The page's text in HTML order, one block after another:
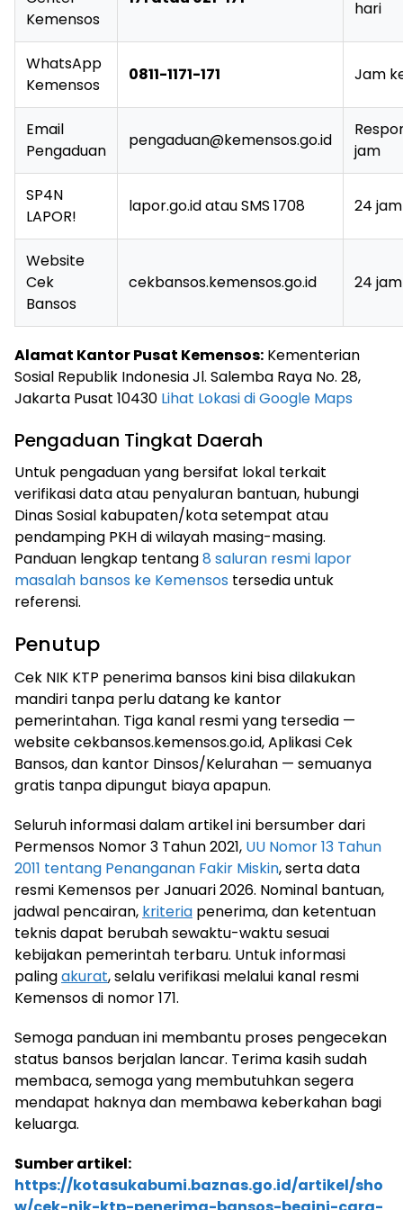
Kemensos
hari
WhatsApp
Kemensos
0811-1171-171 Jam
Email
Pengaduan
pengaduan@kemensos.go.id
jam
SP4N
LAPOR!
lapor.go.id atau SMS 1708 24 jam
Website
Cek
Bansos
cekbansos.kemensos.go.id 24 jam
Alamat Kantor Pusat Kemensos: Kementerian
Sosial Republik Indonesia Jl. Salemba Raya No. 28,
Jakarta Pusat 10430 Lihat Lokasi di Google Maps
Pengaduan Tingkat Daerah
Untuk pengaduan yang bersifat lokal terkait
verifikasi data atau penyaluran bantuan, hubungi
Dinas Sosial kabupaten/kota setempat atau
pendamping PKH di wilayah masing-masing.
Panduan lengkap tentang8 saluran resmi lapor
masalah bansos ke Kemensos tersedia untuk
referensi.
Penutup
Cek NIK KTP penerima bansos kini bisa dilakukan
mandiri tanpa perlu datang ke kantor
pemerintahan. Tiga kanal resmi yang tersedia —
website cekbansos.kemensos.go.id, Aplikasi Cek
Bansos, dan kantor Dinsos/Kelurahan — semuanya
gratis tanpa dipungut biaya apapun.
Seluruh informasi dalam artikel ini bersumber dari
Permensos Nomor 3 Tahun 2021, UU Nomor 13 Tahun
2011 tentang Penanganan Fakir Miskin, serta data
resmi Kemensos per Januari 2026. Nominal bantuan,
jadwal pencairan, kriteria penerima, dan ketentuan
teknis dapat berubah sewaktu-waktu sesuai
kebijakan pemerintah terbaru. Untuk informasi
palingakurat, selalu verifikasi melalui kanal resmi
Kemensos di nomor 171.
Semoga panduan ini membantu proses pengecekan
status bansos berjalan lancar. Terima kasih sudah
membaca, semoga yang membutuhkan segera
mendapat haknya dan membawa keberkahan bagi
keluarga.
Sumber artikel:
https://kotasukabumi.baznas.go.id/artikel/sho